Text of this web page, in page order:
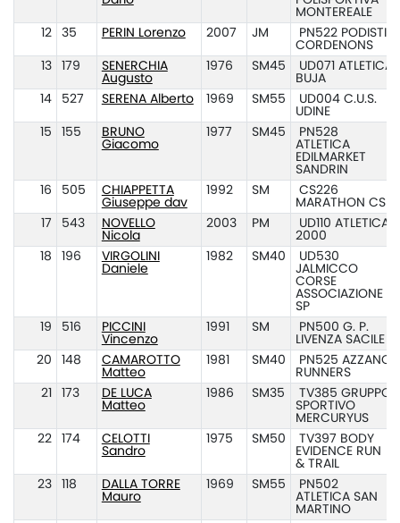
MONTEREALE
12
35 PERIN Lorenzo 2007 JM
PN522 PODISTI
CORDENONS
13
179
SENERCHIA
Augusto
1976 SM45
UD071 ATLETICA
BUJA
14
527 SERENA Alberto 1969 SM55
UD004 C.U.S.
UDINE
15
155
BRUNO
Giacomo
1977 SM45
PN528
ATLETICA
EDILMARKET
SANDRIN
16
505
CHIAPPETTA
Giuseppe dav
1992 SM
CS226
MARATHON CS
17
543
NOVELLO
Nicola
2003 PM
UD110 ATLETICA
2000
18
196
VIRGOLINI
Daniele
1982 SM40
UD530
JALMICCO
CORSE
ASSOCIAZIONE
SP
19
516
PICCINI
Vincenzo
1991 SM
PN500 G. P.
LIVENZA SACILE
20
148
CAMAROTTO
Matteo
1981 SM40
PN525 AZZANO
RUNNERS
21
173
DE LUCA
Matteo
1986 SM35
TV385 GRUPPO
SPORTIVO
MERCURYUS
22
174
CELOTTI
Sandro
1975 SM50
TV397 BODY
EVIDENCE RUN
& TRAIL
23
118
DALLA TORRE
Mauro
1969 SM55
PN502
ATLETICA SAN
MARTINO